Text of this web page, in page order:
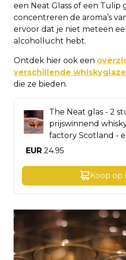
een Neat Glass of een Tulip
concentreren de aroma’s
ervoor dat je niet meteen
alcohollucht hebt.
Ontdek hier ook een
verschillende
die ze bieden.
The Neat glas - 2
prijswinnend
factory Scotland -
EUR 24.95
Koop op